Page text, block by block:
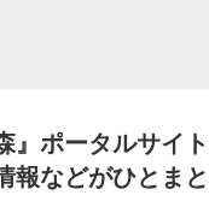
』ポータルサイ
報などがひとま